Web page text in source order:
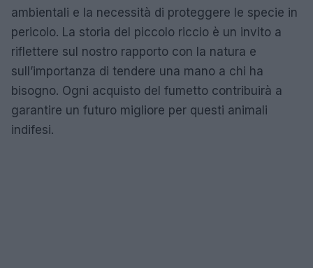
ambientali e la necessità di proteggere le specie in
pericolo. La storia del piccolo riccio è un invito a
riflettere sul nostro rapporto con la natura e
sull’importanza di tendere una mano a chi ha
bisogno. Ogni acquisto del fumetto contribuirà a
garantire un futuro migliore per questi animali
indifesi.